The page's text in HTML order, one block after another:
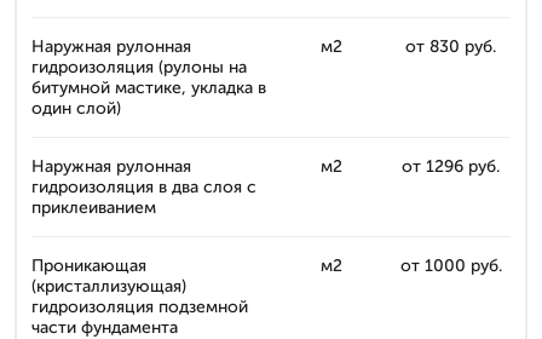
Наружная рулонная
гидроизоляция (рулоны на
битумной мастике, укладка в
один слой)
м2 от 830 руб.
Наружная рулонная
гидроизоляция в два слоя с
приклеиванием
м2 от 1296 руб.
Проникающая
(кристаллизующая)
гидроизоляция подземной
части фундамента
м2 от 1000 руб.